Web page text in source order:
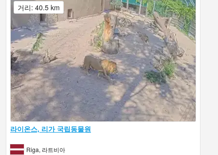
라이온스, 리가 국립동물원
Riga, 라트비아
거리: 40.5 km